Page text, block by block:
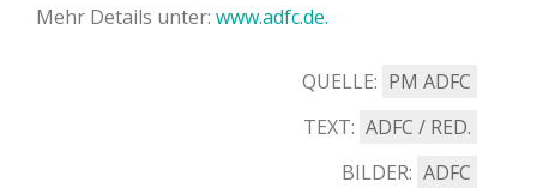
Mehr Details unter: www.adfc.de.
QUELLE: PM ADFC
TEXT: ADFC / RED.
BILDER: ADFC